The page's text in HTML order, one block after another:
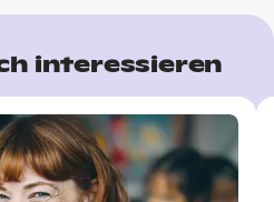
interessieren